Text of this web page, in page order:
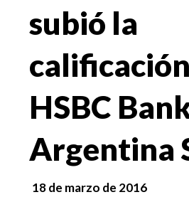
subió la
HSBC
Argentina
18 de marzo de 2016